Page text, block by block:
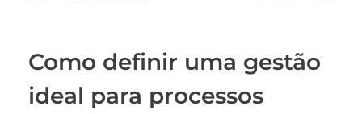
Como definir uma gestão
ideal para processos